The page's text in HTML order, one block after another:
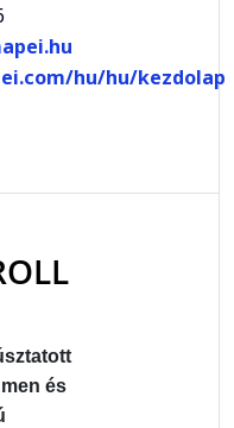
hu/hu/kezdolap
és